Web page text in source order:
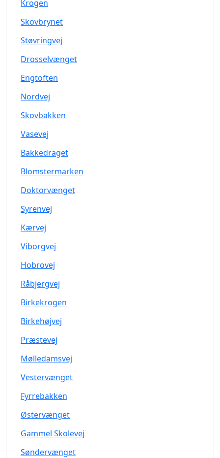
Krogen
Skovbrynet
Støvringvej
Drosselvænget
Engtoften
Nordvej
Skovbakken
Vasevej
Bakkedraget
Blomstermarken
Doktorvænget
Syrenvej
Kærvej
Viborgvej
Hobrovej
Råbjergvej
Birkekrogen
Birkehøjvej
Præstevej
Mølledamsvej
Vestervænget
Fyrrebakken
Østervænget
Gammel Skolevej
Søndervænget